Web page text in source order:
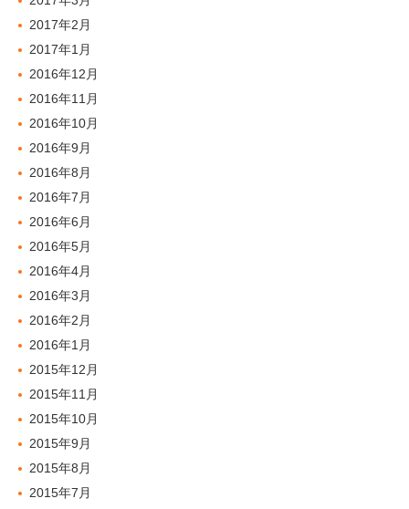
2017年2月
2017年1月
2016年12月
2016年11月
2016年10月
2016年9月
2016年8月
2016年7月
2016年6月
2016年5月
2016年4月
2016年3月
2016年2月
2016年1月
2015年12月
2015年11月
2015年10月
2015年9月
2015年8月
2015年7月